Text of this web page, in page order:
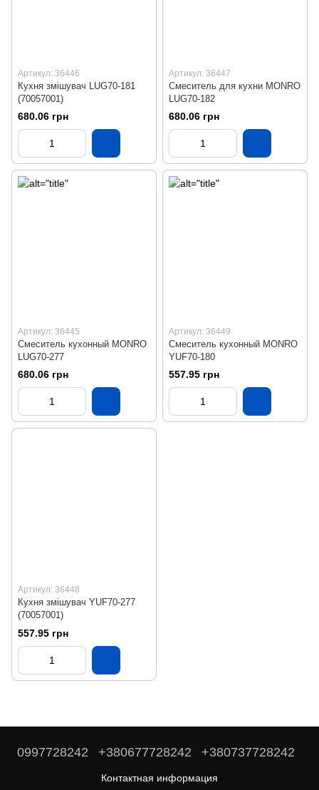
Артикул: 36446
Кухня змішувач LUG70-181
(70057001)
680.06 грн
Артикул: 36447
Смеситель для кухни MONRO
LUG70-182
680.06 грн
Артикул: 36445
Смеситель кухонный MONRO
LUG70-277
680.06 грн
Артикул: 36449
Смеситель кухонный MONRO
YUF70-180
557.95 грн
Артикул: 36448
Кухня змішувач YUF70-277
(70057001)
557.95 грн
0997728242 +380677728242 +380737728242
Контактная информация